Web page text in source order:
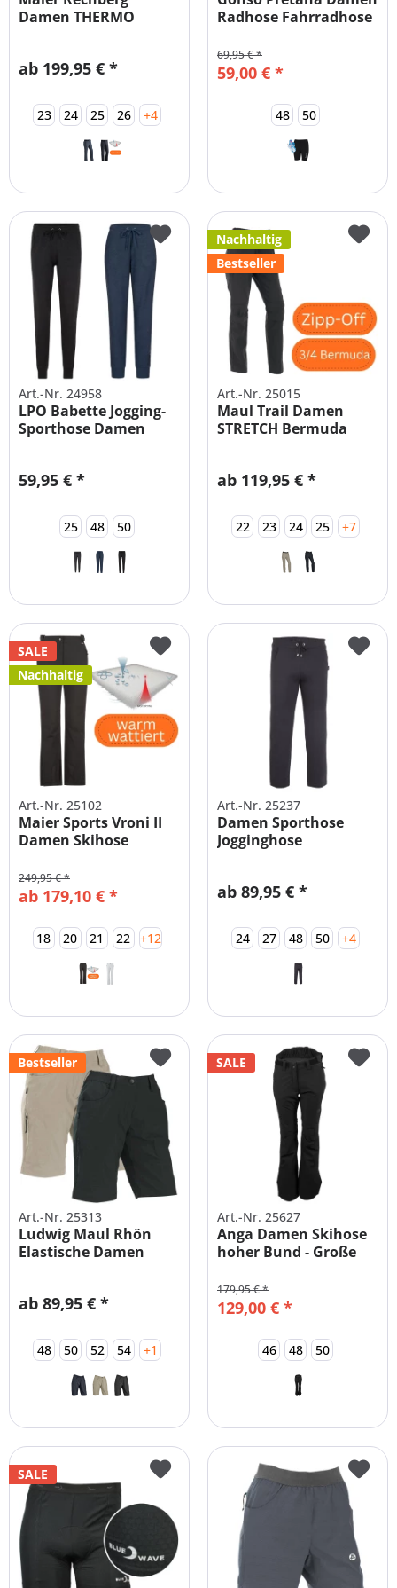
Damen THERMO
ab 199,95 € *
23 24 25 26 +4
Radhose Fahrradhose
59,00 € *
69,95 € *
48 50
Art.-Nr. 24958
LPO Babette Jogging-
Sporthose Damen
59,95 € *
25 48 50
Nachhaltig
Bestseller
Art.-Nr. 25015
Maul Trail Damen
STRETCH Bermuda
ab 119,95 € *
22 23 24 25 +7
SALE
Nachhaltig
Art.-Nr. 25102
Maier Sports Vroni II
Damen Skihose
ab 179,10 € *
249,95 € *
18 20 21 22 +12
Art.-Nr. 25237
Damen Sporthose
Jogginghose
ab 89,95 € *
24 27 48 50 +4
Bestseller
Art.-Nr. 25313
Ludwig Maul Rhön
Elastische Damen
ab 89,95 € *
48 50 52 54 +1
SALE
Art.-Nr. 25627
Anga Damen Skihose
hoher Bund - Große
129,00 € *
179,95 € *
46 48 50
SALE